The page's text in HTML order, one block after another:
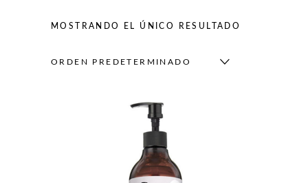
MOSTRANDO EL ÚNICO RESULTADO
ORDEN PREDETERMINADO